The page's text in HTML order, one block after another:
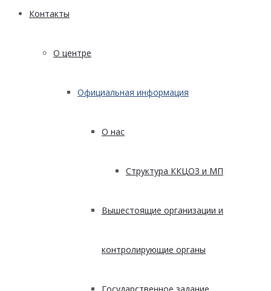
Контакты
О центре
Официальная информация
О нас
Структура ККЦОЗ и МП
Вышестоящие организации и
контролирующие органы